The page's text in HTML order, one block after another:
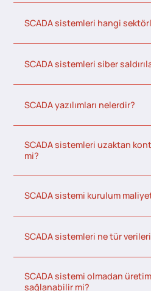
SCADA sistemleri hangi
SCADA sistemleri siber
SCADA yazılımları nelerdir?
SCADA sistemleri uzaktan
mi?
SCADA sistemi kurulum
SCADA sistemleri ne tür
SCADA sistemi olmadan
sağlanabilir mi?